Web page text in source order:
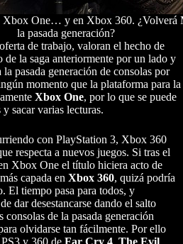
Xbox One… y en Xbox 360. ¿Volverá
la pasada generación?
de trabajo, valoran el hecho de
de la saga anteriormente por un lado y
pasada generación de consolas por
momento que la plataforma para la
Xbox One, por lo que se puede
sacar varias lecturas.
con PlayStation 3, Xbox 360
respecta a nuevos juegos. Si tras el
Xbox One el título hiciera acto de
capada en Xbox 360, quizá podría
El tiempo pasa para todos, y
dar desestancarse dando el salto
de la pasada generación
olvidarse tan fácilmente. Por ello
y 360 de Far Cry 4 The Evil